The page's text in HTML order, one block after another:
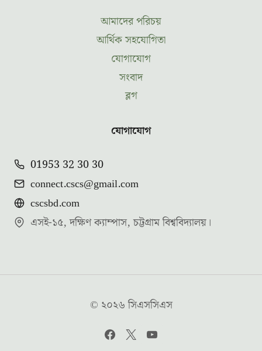
আমাদের পরিচয়
আর্থিক সহযোগিতা
যোগাযোগ
সংবাদ
ব্লগ
যোগাযোগ
01953 32 30 30
connect.cscs@gmail.com
cscsbd.com
এসই-১৫, দক্ষিণ ক্যাম্পাস, চট্টগ্রাম বিশ্ববিদ্যালয়।
© ২০২৬ সিএসসিএস